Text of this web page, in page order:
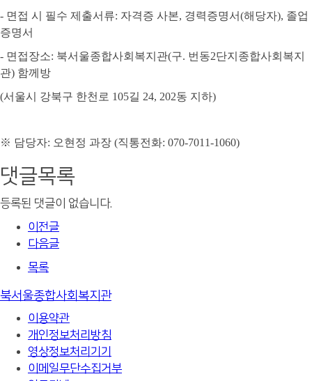
- 면접 시 필수 제출서류: 자격증 사본, 경력증명서(해당자), 졸업
증명서
- 면접장소: 북서울종합사회복지관(구. 번동2단지종합사회복지
관) 함께방
(서울시 강북구 한천로 105길 24, 202동 지하)
※ 담당자: 오현정 과장 (직통전화: 070-7011-1060)
댓글목록
등록된 댓글이 없습니다.
이전글
다음글
목록
북서울종합사회복지관
이용약관
개인정보처리방침
영상정보처리기기
이메일무단수집거부